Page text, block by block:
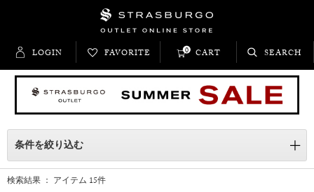
LOGIN FAVORITE CART
0 SEARCH
条件を絞り込む
検索結果 ： アイテム 15件